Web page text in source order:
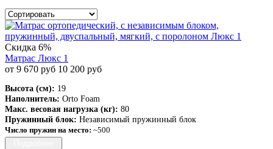
Скидка 6%
Матрас Люкс 1
от 9 670 руб 10 200 руб
Высота (см): 19
Наполнитель: Orto Foam
Макс. весовая нагрузка (кг): 80
Пружинный блок: Независимый пружинный блок
Число пружин на место: ~500